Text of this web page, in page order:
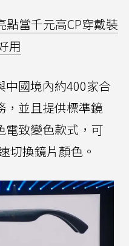
當千元高CP穿戴裝
用
中國境內約400家合
，並且提供標準鏡
電致變色款式，可
切換鏡片顏色。